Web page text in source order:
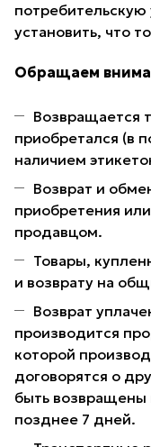
установить, что
Обращаем
Возвращается
приобретался (в
наличием
Возврат и
приобретения
продавцом.
Товары,
и возврату на
Возврат
производится
которой
договорятся о
быть возвращены
позднее 7 дней.